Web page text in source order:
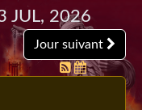
Jul, 2026
Jour suivant